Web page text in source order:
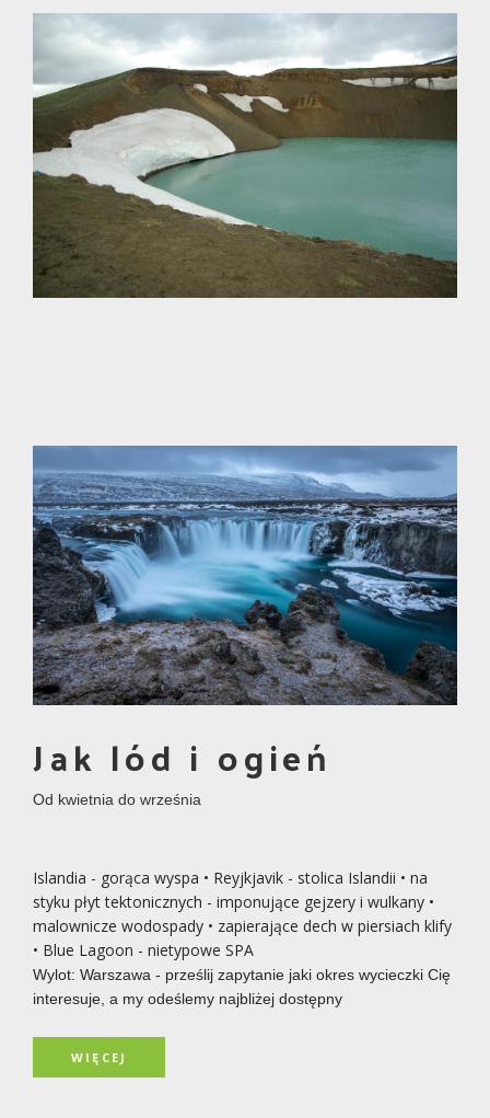
Jak lód i ogień
Od kwietnia do września
Islandia - gorąca wyspa • Reyjkjavik - stolica Islandii • na
styku płyt tektonicznych - imponujące gejzery i wulkany •
malownicze wodospady • zapierające dech w piersiach klify
• Blue Lagoon - nietypowe SPA
Wylot: Warszawa - prześlij zapytanie jaki okres wycieczki Cię
interesuje, a my odeślemy najbliżej dostępny
WIĘCEJ